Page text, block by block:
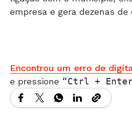
empresa e gera dezenas de
Encontrou um erro de
e pressione
Ctrl +